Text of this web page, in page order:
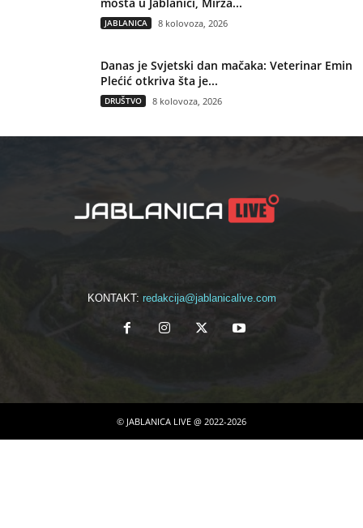
JABLANICA 8 kolovoza, 2026
Danas je Svjetski dan mačaka: Veterinar Emin
Plećić otkriva šta je...
DRUŠTVO 8 kolovoza, 2026
KONTAKT: redakcija@jablanicalive.com
© JABLANICA LIVE @ 2022-2026